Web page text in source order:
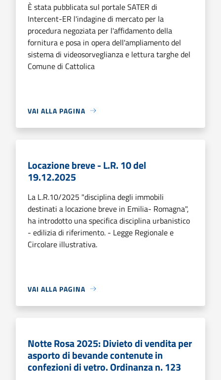
È stata pubblicata sul portale SATER di
Intercent-ER l'indagine di mercato per la
procedura negoziata per l'affidamento della
fornitura e posa in opera dell'ampliamento del
sistema di videosorveglianza e lettura targhe del
Comune di Cattolica
VAI ALLA PAGINA
Locazione breve - L.R. 10 del
19.12.2025
La L.R.10/2025 "disciplina degli immobili
destinati a locazione breve in Emilia- Romagna",
ha introdotto una specifica disciplina urbanistico
- edilizia di riferimento. - Legge Regionale e
Circolare illustrativa.
VAI ALLA PAGINA
Notte Rosa 2025: Divieto di vendita per
asporto di bevande contenute in
confezioni di vetro. Ordinanza n. 123